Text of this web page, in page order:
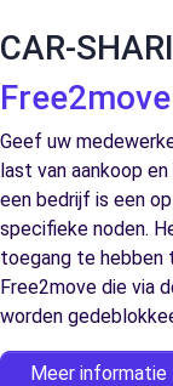
CAR-
Geef uw
last van aankoop
een bedrijf is een
specifieke noden.
toegang te hebben
Free2move die via
worden
Meer informatie